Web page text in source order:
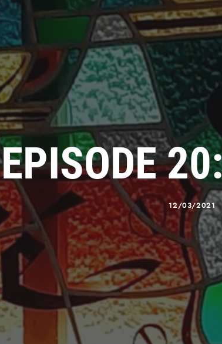
EPISODE
12/03/2021